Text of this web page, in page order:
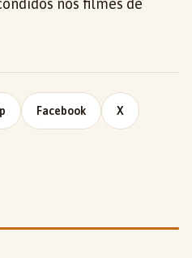
nos filmes de
Facebook X